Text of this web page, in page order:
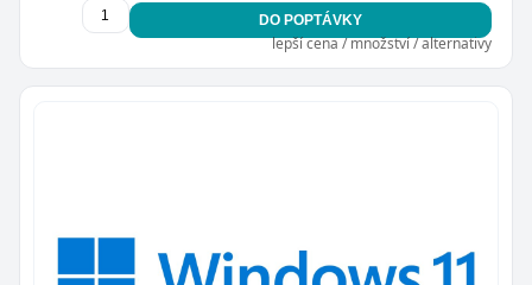
DO POPTÁVKY
lepší cena / množství / alternativy